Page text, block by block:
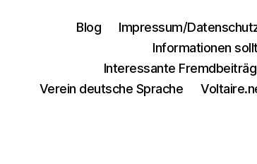
Blog
Impressum/
Informationen
Interessante
Verein deutsche Sprache